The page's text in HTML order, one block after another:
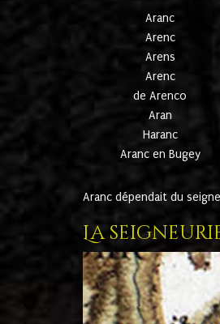
Aranc
Arenc
Arens
Arenc
de Arenco
Aran
Haranc
Aranc en Bugey
Aranc dépendait du
La